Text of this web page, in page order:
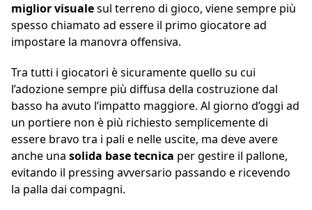
miglior visualesul terreno di gioco, viene sempre più
spesso chiamato ad essere il primo giocatore ad
impostare la manovra offensiva.
Tra tutti i giocatori è sicuramente quello su cui
l’adozione sempre più diffusa della costruzione dal
basso ha avuto l’impatto maggiore. Al giorno d’oggi ad
un portiere non è più richiesto semplicemente di
essere bravo tra i pali e nelle uscite, ma deve avere
anche una solida base tecnica per gestire il pallone,
evitando il pressing avversario passando e ricevendo
la palla dai compagni.